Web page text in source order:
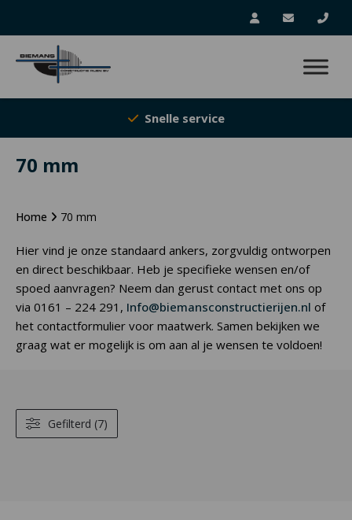
Snelle service
70 mm
Home 70 mm
Hier vind je onze standaard ankers, zorgvuldig ontworpen
en direct beschikbaar. Heb je specifieke wensen en/of
spoed aanvragen? Neem dan gerust contact met ons op
via 0161 – 224 291, Info@biemansconstructierijen.nl of
het contactformulier voor maatwerk. Samen bekijken we
graag wat er mogelijk is om aan al je wensen te voldoen!
Gefilterd (7)